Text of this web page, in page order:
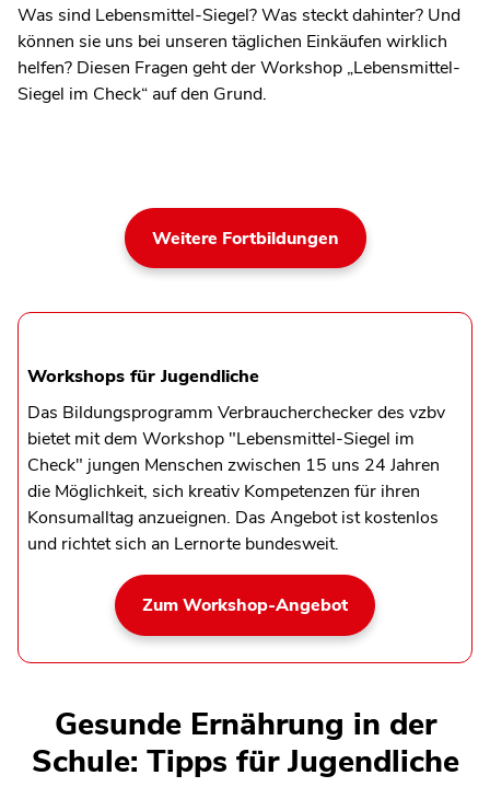
Was sind Lebensmittel-Siegel? Was steckt dahinter? Und
können sie uns bei unseren täglichen Einkäufen wirklich
helfen? Diesen Fragen geht der Workshop „Lebensmittel-
Siegel im Check“ auf den Grund.
Weitere Fortbildungen
Workshops für Jugendliche
Das Bildungsprogramm Verbraucherchecker des vzbv
bietet mit dem Workshop "Lebensmittel-Siegel im
Check" jungen Menschen zwischen 15 uns 24 Jahren
die Möglichkeit, sich kreativ Kompetenzen für ihren
Konsumalltag anzueignen. Das Angebot ist kostenlos
und richtet sich an Lernorte bundesweit.
Zum Workshop-Angebot
Gesunde Ernährung in der
Schule: Tipps für Jugendliche